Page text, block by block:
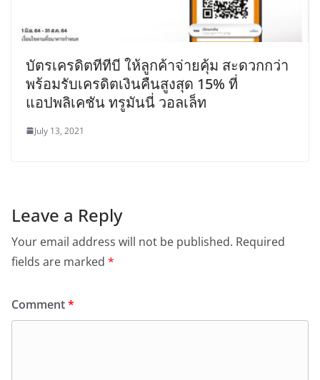
บัตรเครดิตทีทีบี ให้ลูกค้าจ่ายคุ้ม สะดวกกว่า
พร้อมรับเครดิตเงินคืนสูงสุด 15% ที่
แอปพลิเคชัน ทรูมันนี่ วอลเล็ท
July 13, 2021
Leave a Reply
Your email address will not be published. Required
fields are marked *
Comment*